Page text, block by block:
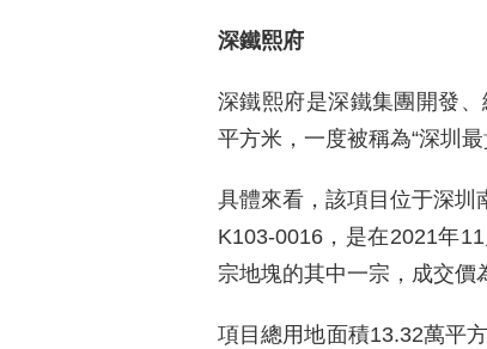
深鐵熙府
深鐵熙府是深鐵集團開發
平方米，一度被稱為“深圳最
具體來看，該項目位于深圳
K103-0016，是在2021年
宗地塊的其中一宗，成交價
項目總用地面積13.32萬平